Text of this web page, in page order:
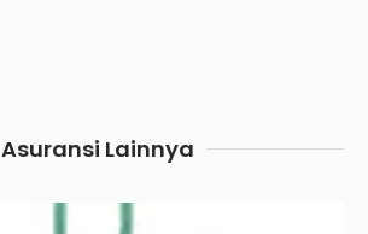
Asuransi Lainnya